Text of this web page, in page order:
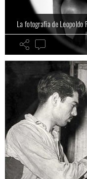
La fotografia de Leopoldo